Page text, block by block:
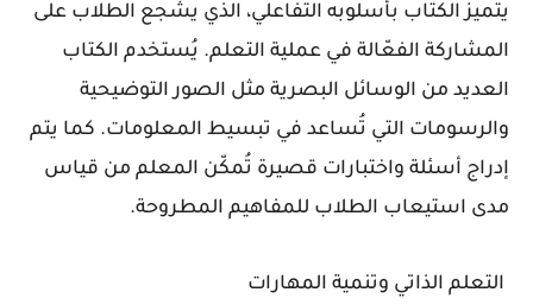
يتميز الكتاب بأسلوبه التفاعلي، الذي يشجع الطلاب على
المشاركة الفعّالة في عملية التعلم. يُستخدم الكتاب
العديد من الوسائل البصرية مثل الصور التوضيحية
والرسومات التي تُساعد في تبسيط المعلومات. كما يتم
إدراج أسئلة واختبارات قصيرة تُمكّن المعلم من قياس
مدى استيعاب الطلاب للمفاهيم المطروحة.
التعلم الذاتي وتنمية المهارات